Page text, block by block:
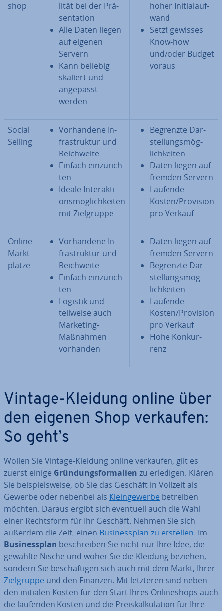
shop
li­tät bei der Prä­
sen­ta­ti­on
Alle Daten liegen
auf eigenen
Servern
Kann beliebig
skaliert und
angepasst
werden
hoher In­iti­al­auf­
wand
Setzt gewisses
Know-how
und/oder Budget
voraus
Social
Selling
Vor­han­de­ne In­
fra­struk­tur und
Reich­wei­te
Einfach ein­zu­rich­
ten
Ideale In­ter­ak­ti­
ons­mög­lich­kei­ten
mit Ziel­grup­pe
Begrenzte Dar­
stel­lungs­mög­
lich­kei­ten
Daten liegen auf
fremden Servern
Laufende
Kosten/Provision
pro Verkauf
Online-
Markt­
plät­ze
Vor­han­de­ne In­
fra­struk­tur und
Reich­wei­te
Einfach ein­zu­rich­
ten
Logistik und
teilweise auch
Marketing-
Maßnahmen
vorhanden
Daten liegen auf
fremden Servern
Begrenzte Dar­
stel­lungs­mög­
lich­kei­ten
Laufende
Kosten/Provision
pro Verkauf
Hohe Kon­kur­
renz
Vintage-Kleidung online über
den eigenen Shop verkaufen:
So geht’s
Wollen Sie Vintage-Kleidung online verkaufen, gilt es
zuerst einige Grün­dungs­for­ma­li­en zu erledigen. Klären
Sie bei­spiels­wei­se, ob Sie das Geschäft in Vollzeit als
Gewerbe oder nebenbei als Klein­ge­wer­be betreiben
möchten. Daraus ergibt sich eventuell auch die Wahl
einer Rechts­form für Ihr Geschäft. Nehmen Sie sich
außerdem die Zeit, einen Busi­ness­plan zu erstellen. Im
Busi­ness­plan be­schrei­ben Sie nicht nur Ihre Idee, die
gewählte Nische und woher Sie die Kleidung beziehen,
sondern Sie be­schäf­ti­gen sich auch mit dem Markt, Ihrer
Ziel­grup­pe und den Finanzen. Mit letzteren sind neben
den initialen Kosten für den Start Ihres On­line­shops auch
die laufenden Kosten und die Preis­kal­ku­la­ti­on für Ihre